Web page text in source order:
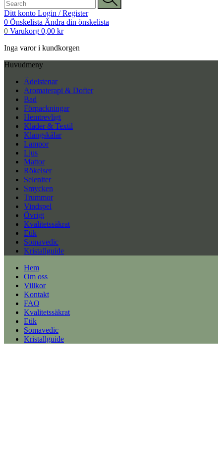
Ditt konto Login / Register
0 Önskelista Ändra din önskelista
0 Varukorg 0,00 kr
Inga varor i kundkorgen
Huvudmeny
Ädelstenar
Aromaterapi & Dofter
Bad
Förpackningar
Hemtrevligt
Kläder & Textil
Klangskålar
Lampor
Ljus
Mattor
Rökelser
Seleniter
Smycken
Trummor
Vindspel
Övrigt
Kvalitetssäkrat
Etik
Somavedic
Kristallguide
Hem
Om oss
Villkor
Kontakt
FAQ
Kvalitetssäkrat
Etik
Somavedic
Kristallguide